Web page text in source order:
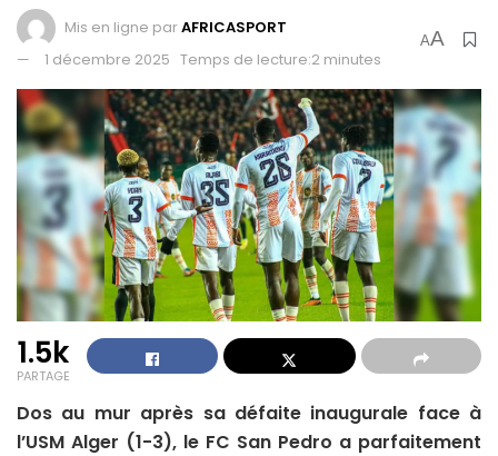
Mis en ligne parAFRICASPORT
1 décembre 2025 Temps de lecture:2 minutes
AA
1.5k
PARTAGE
Dos au mur après sa défaite inaugurale face à
l’USM Alger (1-3), le FC San Pedro a parfaitement